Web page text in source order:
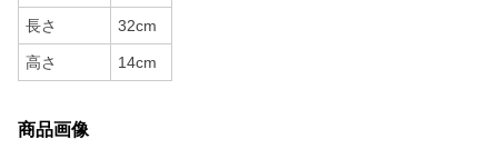
長さ 32cm
高さ 14cm
商品画像